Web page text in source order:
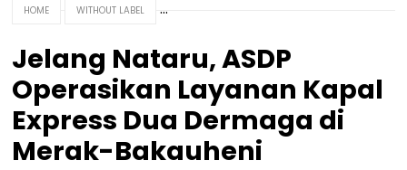
HOME WITHOUT LABEL
Jelang Nataru, ASDP
Operasikan Layanan Kapal
Express Dua Dermaga di
Merak-Bakauheni